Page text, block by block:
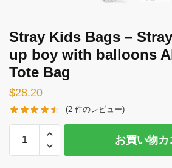
Stray Kids Bags –
up boy with balloons
Tote Bag
$28.20
(2 件のレビュー)
Kids
お買い物カ